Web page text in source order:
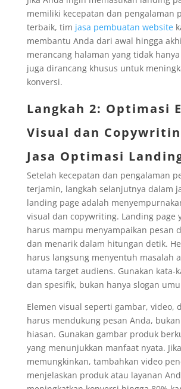
memiliki kecepatan dan pengalaman
terbaik, tim jasa pembuatan website
membantu Anda dari awal hingga
merancang halaman yang tidak
juga dirancang khusus untuk
konversi.
Langkah 2: Optimasi
Visual dan
Jasa Optimasi
Setelah kecepatan dan pengalaman
terjamin, langkah selanjutnya dalam
landing page adalah
visual dan copywriting. Landing page
harus mampu menyampaikan pesan
dan menarik dalam hitungan detik.
harus langsung menyentuh masalah
utama target audiens. Gunakan kata-
dan spesifik, bukan hanya slogan
Elemen visual seperti gambar, video,
harus mendukung pesan Anda,
hiasan. Gunakan gambar produk
yang menunjukkan manfaat nyata. Jika
memungkinkan, tambahkan video
menjelaskan produk atau layanan